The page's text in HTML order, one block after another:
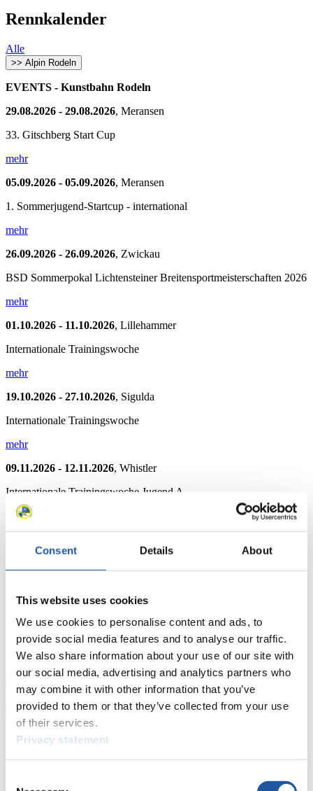
Consent Details About
This website uses cookies
We use cookies to personalise content and ads, to
provide social media features and to analyse our traffic.
We also share information about your use of our site with
our social media, advertising and analytics partners who
may combine it with other information that you’ve
provided to them or that they’ve collected from your use
of their services.
Privacy statement
Rennkalender
Alle
>> Alpin Rodeln
EVENTS - Kunstbahn Rodeln
29.08.2026 - 29.08.2026, Meransen
33. Gitschberg Start Cup
mehr
05.09.2026 - 05.09.2026, Meransen
1. Sommerjugend-Startcup - international
mehr
26.09.2026 - 26.09.2026, Zwickau
BSD Sommerpokal Lichtensteiner Breitensportmeisterschaften 2026
mehr
01.10.2026 - 11.10.2026, Lillehammer
Internationale Trainingswoche
mehr
19.10.2026 - 27.10.2026, Sigulda
Internationale Trainingswoche
mehr
09.11.2026 - 12.11.2026, Whistler
Internationale Trainingswoche Jugend A
mehr
FIL LIVE TV
Rodeln Highlights YOG Gangwon 2024
Ergebnisse
AktuellGesamtstände Statistiken
Naturbahn
Für Presse- und Medienvertreter
haben Zugriff auf Athletenbiographien und Informationen zu